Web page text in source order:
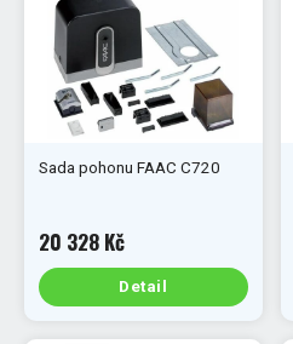
Sada pohonu FAAC C720
20 328 Kč
Detail